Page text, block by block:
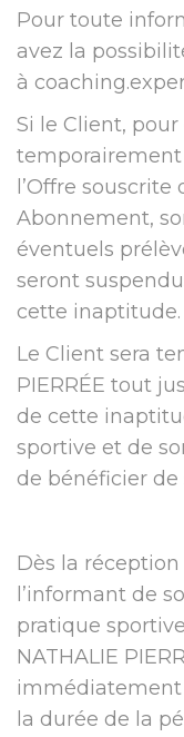
Pour toute
avez la
à
Si le Client,
l’Offre
Abonnement,
éventuels
seront
cette inaptitude.
Le Client sera
PIERRÉE tout
de cette
sportive et de
de bénéficier
Dès la
l’informant de
pratique
NATHALIE
immédiatement
la durée de la